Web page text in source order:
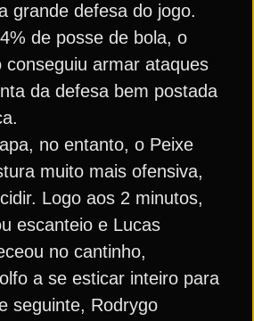
grande defesa do jogo.
de posse de bola, o
conseguiu armar ataques
da defesa bem postada
no entanto, o Peixe
muito mais ofensiva,
Logo aos 2 minutos,
escanteio e Lucas
no cantinho,
a se esticar inteiro para
seguinte, Rodrygo